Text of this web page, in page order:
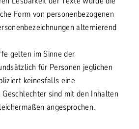
Form von personenbezogenen
alternierend
gelten im Sinne der
für Personen jeglichen
keinesfalls eine
sind mit den Inhalten
angesprochen.